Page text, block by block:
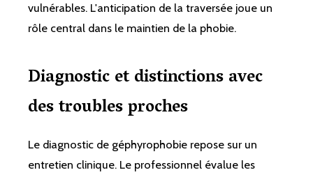
vulnérables. L'anticipation de la traversée joue un
rôle central dans le maintien de la phobie.
Diagnostic et distinctions avec
des troubles proches
Le diagnostic de géphyrophobie repose sur un
entretien clinique. Le professionnel évalue les